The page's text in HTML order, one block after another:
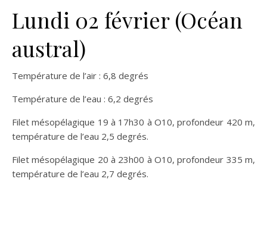
Lundi 02 février (Océan
austral)
Température de l’air : 6,8 degrés
Température de l’eau : 6,2 degrés
Filet mésopélagique 19 à 17h30 à O10, profondeur 420 m,
température de l’eau 2,5 degrés.
Filet mésopélagique 20 à 23h00 à O10, profondeur 335 m,
température de l’eau 2,7 degrés.